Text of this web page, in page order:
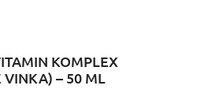
KOMPLEX
VINKA) – 50 ML